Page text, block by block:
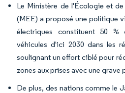
Le Ministère de l'Écologie et
(MEE) a proposé une politique
électriques constituent 50
véhicules d'ici 2030 dans les
soulignant un effort ciblé pour
zones aux prises avec une
De plus, des nations comme le